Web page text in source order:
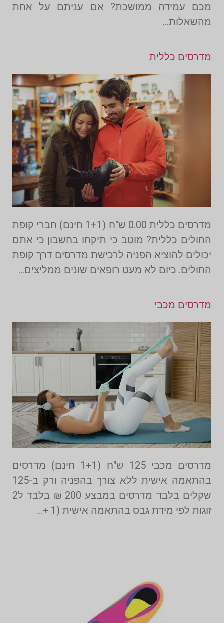
מכם עמידה ממושכת? אם עניתם על אחת
מהשאלות…
מדרסים כללית
מדרסים כללית 0.00 ש"ח (1+1 חינם) חברי קופת
החולים כללית? מוטב כי תיקחו בחשבון כי אתם
יכולים להוציא הפניה לרכישת מדרסים דרך קופת
החולים. כיום לא מעט רופאים שונים ממליצים…
מדרסים מכבי
מדרסים מכבי 125 ש"ח (1+1 חינם) מדרסים
בהתאמה אישית ללא צורך בהפניה ורק ב-125
שקלים בלבד מדרסים במבצע 200 ₪ בלבד ל2
זוגות לפי מידת גבס בהתאמה אישית (1 +…